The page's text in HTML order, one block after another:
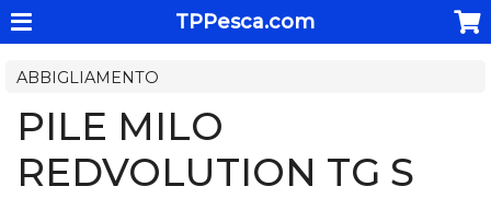
TPPesca.com
ABBIGLIAMENTO
PILE MILO
REDVOLUTION TG S